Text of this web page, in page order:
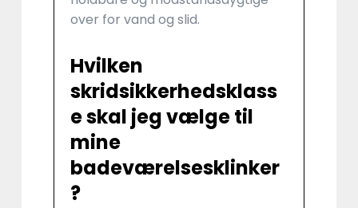
over for vand og slid.
Hvilken
skridsikkerhedsklass
e skal jeg vælge til
mine
badeværelsesklinker
?